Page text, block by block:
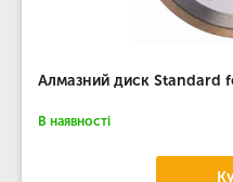
Алмазний диск Standard
В наявності